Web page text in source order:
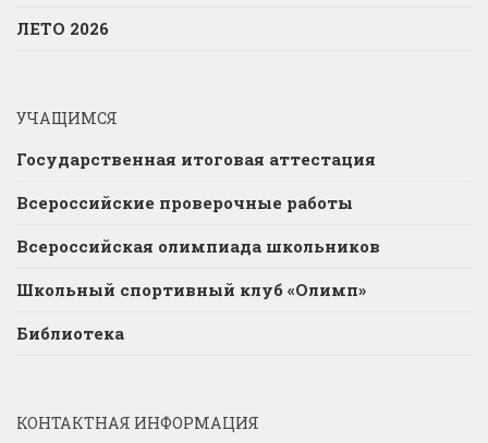
ЛЕТО 2026
УЧАЩИМСЯ
Государственная итоговая аттестация
Всероссийские проверочные работы
Всероссийская олимпиада школьников
Школьный спортивный клуб «Олимп»
Библиотека
КОНТАКТНАЯ ИНФОРМАЦИЯ